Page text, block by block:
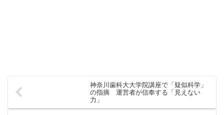
神奈川歯科大大学院講座で「疑似科学」
の指摘 運営者が信奉する「見えない
力」